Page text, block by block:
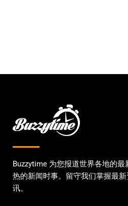
Buzzytime 为您报道世界各地的最
热的新闻时事。留守我们掌握最新
讯。